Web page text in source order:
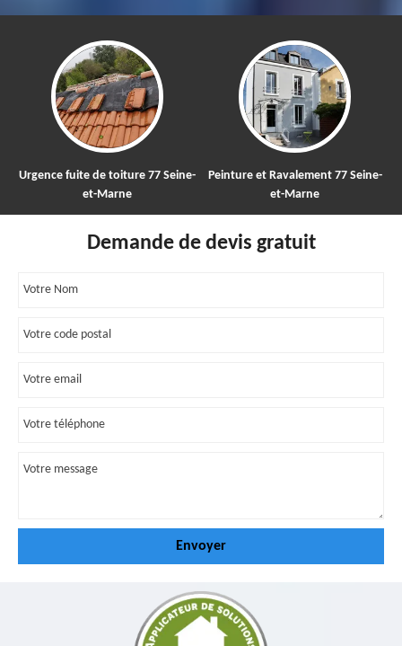
Urgence fuite de toiture 77 Seine-
et-Marne
Peinture et Ravalement 77 Seine-
et-Marne
Demande de devis gratuit